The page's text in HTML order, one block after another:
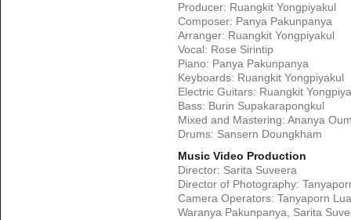
Producer: Ruangkit Yongpiyakul
Composer: Panya Pakunpanya
Arranger: Ruangkit Yongpiyakul
Vocal: Rose Sirintip
Piano: Panya Pakunpanya
Keyboards: Ruangkit Yongpiyakul
Electric Guitars: Ruangkit
Bass: Burin Supakarapongkul
Mixed and Mastering: Ananya
Drums: Sansern Doungkham
Music Video Production
Director: Sarita Suveera
Director of Photography:
Camera Operators: Tanyaporn
Waranya Pakunpanya, Sarita